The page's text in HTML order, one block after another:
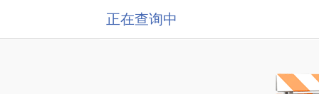
正在查询中